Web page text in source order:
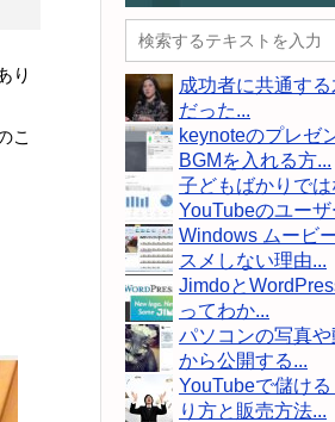
り
こ
成功者に共通す
だった...
keynoteのプレゼ
BGMを入れる方...
子どもばかりでは
YouTubeのユーザ
Windows ムービ
スメしない理由...
Jimdoと
ってわか...
パソコンの写真
から公開する...
YouTubeで儲け
り方と販売方法...